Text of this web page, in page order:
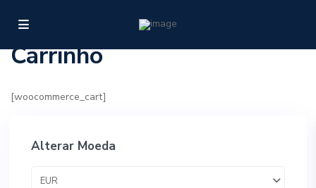
Carrinho
[woocommerce_cart]
Alterar Moeda
EUR